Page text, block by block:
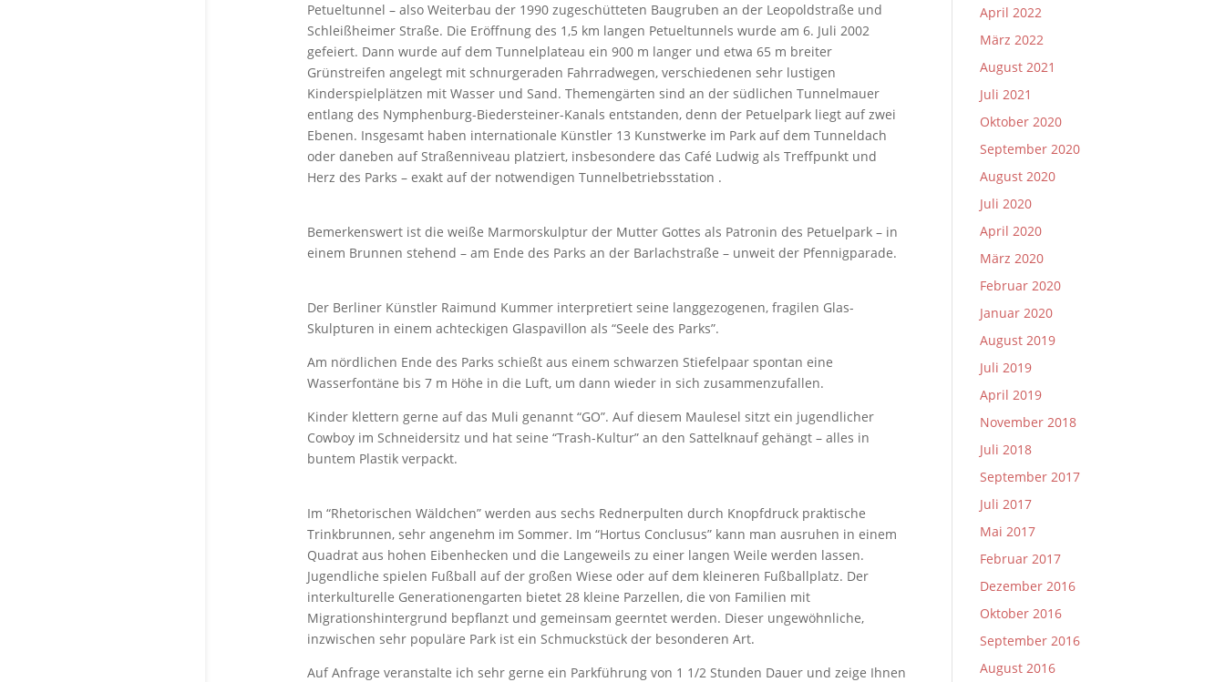
Petueltunnel – also Weiterbau der 1990 zugeschütteten Baugruben an der Leopoldstraße und
Schleißheimer Straße. Die Eröffnung des 1,5 km langen Petueltunnels wurde am 6. Juli 2002
gefeiert. Dann wurde auf dem Tunnelplateau ein 900 m langer und etwa 65 m breiter
Grünstreifen angelegt mit schnurgeraden Fahrradwegen, verschiedenen sehr lustigen
Kinderspielplätzen mit Wasser und Sand. Themengärten sind an der südlichen Tunnelmauer
entlang des Nymphenburg-Biedersteiner-Kanals entstanden, denn der Petuelpark liegt auf zwei
Ebenen. Insgesamt haben internationale Künstler 13 Kunstwerke im Park auf dem Tunneldach
oder daneben auf Straßenniveau platziert, insbesondere das Café Ludwig als Treffpunkt und
Herz des Parks – exakt auf der notwendigen Tunnelbetriebsstation .
Bemerkenswert ist die weiße Marmorskulptur der Mutter Gottes als Patronin des Petuelpark – in
einem Brunnen stehend – am Ende des Parks an der Barlachstraße – unweit der Pfennigparade.
Der Berliner Künstler Raimund Kummer interpretiert seine langgezogenen, fragilen Glas-
Skulpturen in einem achteckigen Glaspavillon als “Seele des Parks”.
Am nördlichen Ende des Parks schießt aus einem schwarzen Stiefelpaar spontan eine
Wasserfontäne bis 7 m Höhe in die Luft, um dann wieder in sich zusammenzufallen.
Kinder klettern gerne auf das Muli genannt “GO”. Auf diesem Maulesel sitzt ein jugendlicher
Cowboy im Schneidersitz und hat seine “Trash-Kultur” an den Sattelknauf gehängt – alles in
buntem Plastik verpackt.
Im “Rhetorischen Wäldchen” werden aus sechs Rednerpulten durch Knopfdruck praktische
Trinkbrunnen, sehr angenehm im Sommer. Im “Hortus Conclusus” kann man ausruhen in einem
Quadrat aus hohen Eibenhecken und die Langeweils zu einer langen Weile werden lassen.
Jugendliche spielen Fußball auf der großen Wiese oder auf dem kleineren Fußballplatz. Der
interkulturelle Generationengarten bietet 28 kleine Parzellen, die von Familien mit
Migrationshintergrund bepflanzt und gemeinsam geerntet werden. Dieser ungewöhnliche,
inzwischen sehr populäre Park ist ein Schmuckstück der besonderen Art.
Auf Anfrage veranstalte ich sehr gerne ein Parkführung von 1 1/2 Stunden Dauer und zeige Ihnen
April 2022
März 2022
August 2021
Juli 2021
Oktober 2020
September 2020
August 2020
Juli 2020
April 2020
März 2020
Februar 2020
Januar 2020
August 2019
Juli 2019
April 2019
November 2018
Juli 2018
September 2017
Juli 2017
Mai 2017
Februar 2017
Dezember 2016
Oktober 2016
September 2016
August 2016